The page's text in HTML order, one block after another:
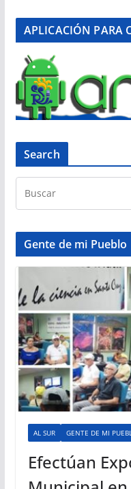
APLICACIÓN PARA
Search
Gente de mi Pueblo
AL SUR GENTE DE MI
Efectúan